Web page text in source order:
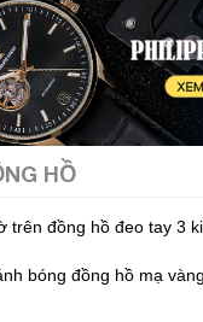
HỒ
trên đồng hồ đeo tay 3
bóng đồng hồ mạ